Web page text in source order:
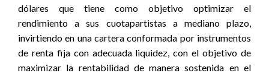
dólares que tiene como objetivo optimizar el
rendimiento a sus cuotapartistas a mediano plazo,
invirtiendo en una cartera conformada por instrumentos
de renta fija con adecuada liquidez, con el objetivo de
maximizar la rentabilidad de manera sostenida en el